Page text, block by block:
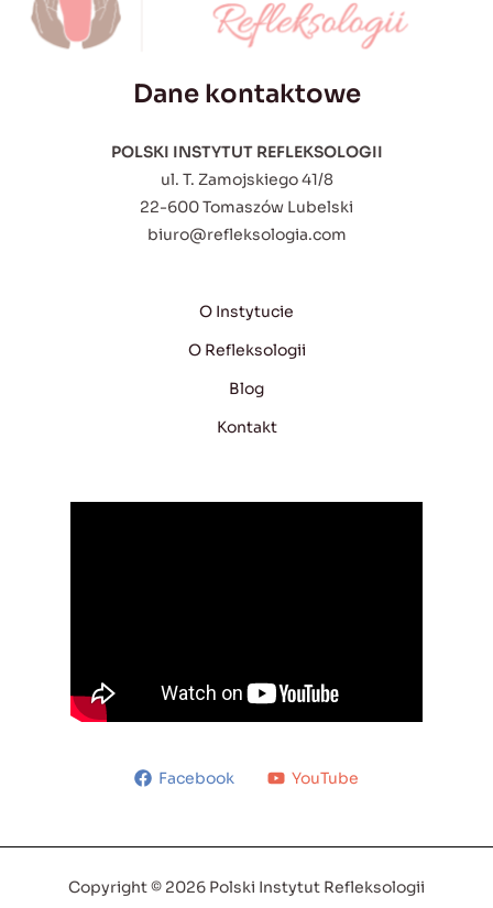
Dane kontaktowe
POLSKI INSTYTUT REFLEKSOLOGII
ul. T. Zamojskiego 41/8
22-600 Tomaszów Lubelski
biuro@refleksologia.com
O Instytucie
O Refleksologii
Blog
Kontakt
Facebook YouTube
Copyright © 2026 Polski Instytut Refleksologii